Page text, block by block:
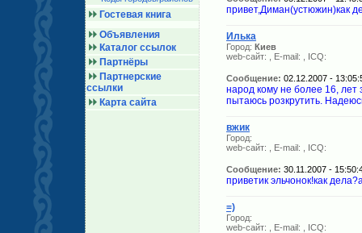
Гостевая книга
Объявления
Каталог ссылок
Партнёры
Партнерские
ссылки
Карта сайта
привет,Диман(устюжин)как
Илька
Город: Киев
web-сайт:
, E-mail: , ICQ:
Сообщение: 02.12.2007 -
народ кому не более 16, лет
пытаюсь розкрутить.
вжик
Город:
web-сайт:
, E-mail: , ICQ:
Сообщение: 30.11.2007 -
приветик эльчонок!как
=)
Город:
web-сайт:
, E-mail: , ICQ: